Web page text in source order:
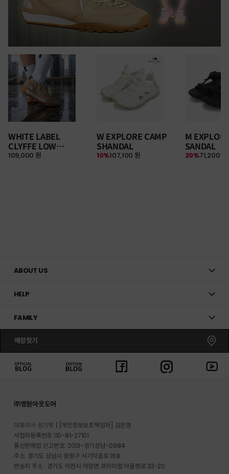
WHITE LABEL
CLYFFE LOW
SNEAKERS
109,000 원
W EXPLORE CAMP
SHANDAL
107,100 원
10%
M
SANDAL
71,200 원
20%
ABOUT US
HELP
FAMILY
매장찾기
㈜영원아웃도어
대표이사 성기학
[개인정보보호책임자] 김은영
사업자등록번호 110-81-27101
통신판매업 신고번호: 2013-경기성남-0984
주소: 경기도 성남시 중원구 사기막골로 169
반송지 주소 : 경기도 이천시 마장면 프리미엄 아울렛로 33-20